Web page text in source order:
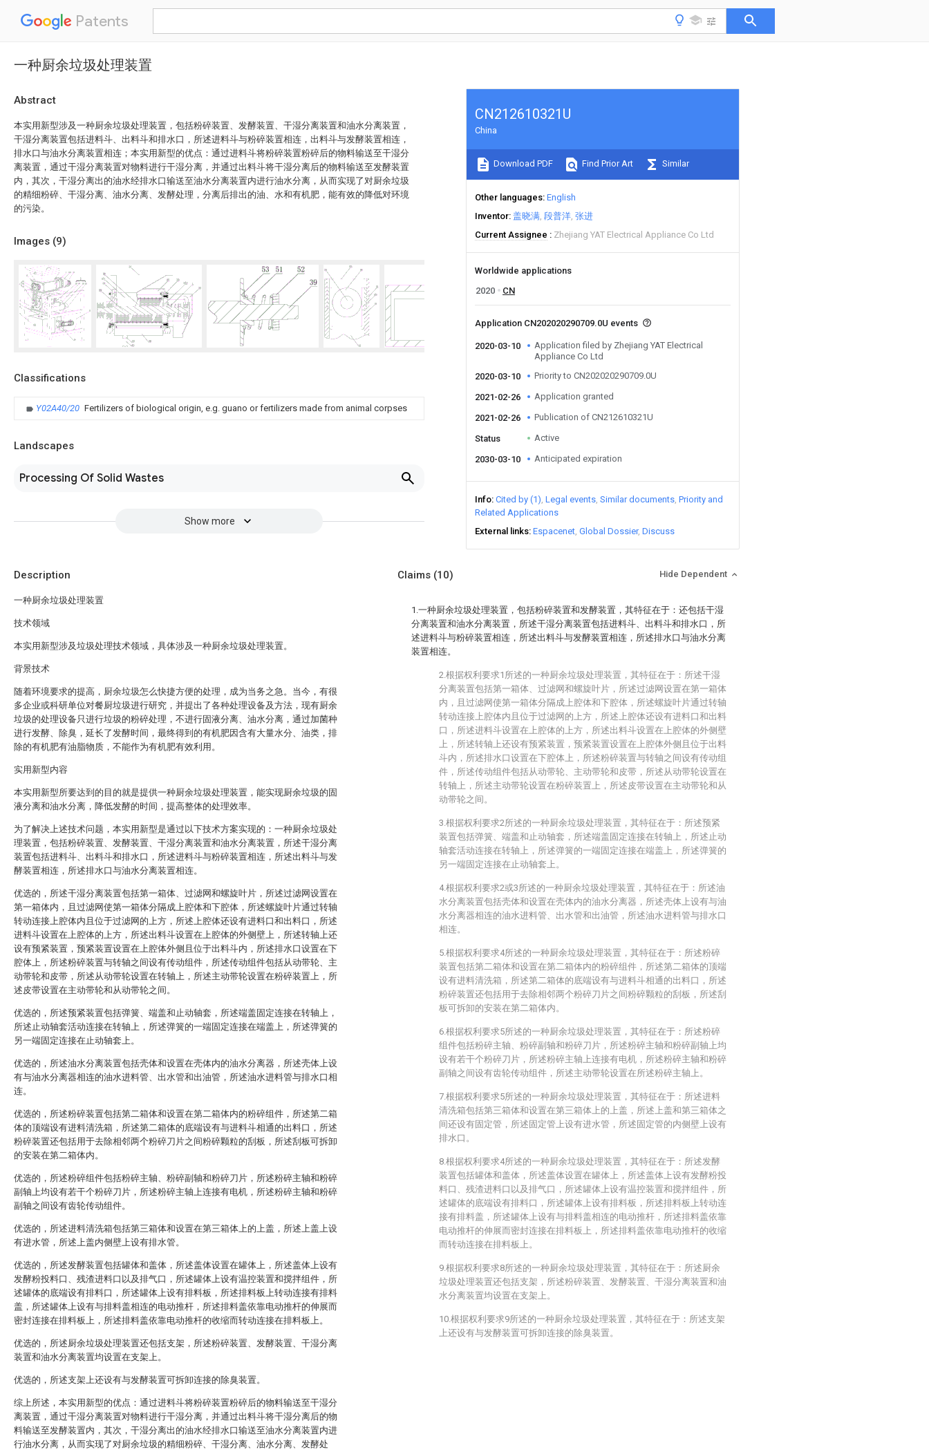
Patents
一种厨余垃圾处理装置
Abstract
本实用新型涉及一种厨余垃圾处理装置，包括粉碎装置、发酵装置、干湿分离装置和油水分离装置，
干湿分离装置包括进料斗、出料斗和排水口，所述进料斗与粉碎装置相连，出料斗与发酵装置相连，
排水口与油水分离装置相连；本实用新型的优点：通过进料斗将粉碎装置粉碎后的物料输送至干湿分
离装置，通过干湿分离装置对物料进行干湿分离，并通过出料斗将干湿分离后的物料输送至发酵装置
内，其次，干湿分离出的油水经排水口输送至油水分离装置内进行油水分离，从而实现了对厨余垃圾
的精细粉碎、干湿分离、油水分离、发酵处理，分离后排出的油、水和有机肥，能有效的降低对环境
的污染。
Images (9)
Classifications
Y02A40/20 Fertilizers of biological origin, e.g. guano or fertilizers made from animal corpses
Landscapes
Processing Of Solid Wastes
Show more
CN212610321U
China
Download PDF Find Prior Art Similar
Other languages English
Inventor 盖晓满 段普洋 张进
Current Assignee
Zhejiang YAT Electrical Appliance Co Ltd
Worldwide applications
2020
CN
Application CN202020290709.0U events
2020-03-10
Application filed by Zhejiang YAT Electrical
Appliance Co Ltd
2020-03-10
Priority to CN202020290709.0U
2021-02-26 Application granted
2021-02-26 Publication of CN212610321U
Status Active
2030-03-10 Anticipated expiration
Info Cited by (1) Legal events Similar documents Priority and
Related Applications
External links Espacenet Global Dossier Discuss
Description
一种厨余垃圾处理装置
技术领域
本实用新型涉及垃圾处理技术领域，具体涉及一种厨余垃圾处理装置。
背景技术
随着环境要求的提高，厨余垃圾怎么快捷方便的处理，成为当务之急。当今，有很
多企业或科研单位对餐厨垃圾进行研究，并提出了各种处理设备及方法，现有厨余
垃圾的处理设备只进行垃圾的粉碎处理，不进行固液分离、油水分离，通过加菌种
进行发酵、除臭，延长了发酵时间，最终得到的有机肥因含有大量水分、油类，排
除的有机肥有油脂物质，不能作为有机肥有效利用。
实用新型内容
本实用新型所要达到的目的就是提供一种厨余垃圾处理装置，能实现厨余垃圾的固
液分离和油水分离，降低发酵的时间，提高整体的处理效率。
为了解决上述技术问题，本实用新型是通过以下技术方案实现的：一种厨余垃圾处
理装置，包括粉碎装置、发酵装置、干湿分离装置和油水分离装置，所述干湿分离
装置包括进料斗、出料斗和排水口，所述进料斗与粉碎装置相连，所述出料斗与发
酵装置相连，所述排水口与油水分离装置相连。
优选的，所述干湿分离装置包括第一箱体、过滤网和螺旋叶片，所述过滤网设置在
第一箱体内，且过滤网使第一箱体分隔成上腔体和下腔体，所述螺旋叶片通过转轴
转动连接上腔体内且位于过滤网的上方，所述上腔体还设有进料口和出料口，所述
进料斗设置在上腔体的上方，所述出料斗设置在上腔体的外侧壁上，所述转轴上还
设有预紧装置，预紧装置设置在上腔体外侧且位于出料斗内，所述排水口设置在下
腔体上，所述粉碎装置与转轴之间设有传动组件，所述传动组件包括从动带轮、主
动带轮和皮带，所述从动带轮设置在转轴上，所述主动带轮设置在粉碎装置上，所
述皮带设置在主动带轮和从动带轮之间。
优选的，所述预紧装置包括弹簧、端盖和止动轴套，所述端盖固定连接在转轴上，
所述止动轴套活动连接在转轴上，所述弹簧的一端固定连接在端盖上，所述弹簧的
另一端固定连接在止动轴套上。
优选的，所述油水分离装置包括壳体和设置在壳体内的油水分离器，所述壳体上设
有与油水分离器相连的油水进料管、出水管和出油管，所述油水进料管与排水口相
连。
优选的，所述粉碎装置包括第二箱体和设置在第二箱体内的粉碎组件，所述第二箱
体的顶端设有进料清洗箱，所述第二箱体的底端设有与进料斗相通的出料口，所述
粉碎装置还包括用于去除相邻两个粉碎刀片之间粉碎颗粒的刮板，所述刮板可拆卸
的安装在第二箱体内。
优选的，所述粉碎组件包括粉碎主轴、粉碎副轴和粉碎刀片，所述粉碎主轴和粉碎
副轴上均设有若干个粉碎刀片，所述粉碎主轴上连接有电机，所述粉碎主轴和粉碎
副轴之间设有齿轮传动组件。
优选的，所述进料清洗箱包括第三箱体和设置在第三箱体上的上盖，所述上盖上设
有进水管，所述上盖内侧壁上设有排水管。
优选的，所述发酵装置包括罐体和盖体，所述盖体设置在罐体上，所述盖体上设有
发酵粉投料口、残渣进料口以及排气口，所述罐体上设有温控装置和搅拌组件，所
述罐体的底端设有排料口，所述罐体上设有排料板，所述排料板上转动连接有排料
盖，所述罐体上设有与排料盖相连的电动推杆，所述排料盖依靠电动推杆的伸展而
密封连接在排料板上，所述排料盖依靠电动推杆的收缩而转动连接在排料板上。
优选的，所述厨余垃圾处理装置还包括支架，所述粉碎装置、发酵装置、干湿分离
装置和油水分离装置均设置在支架上。
优选的，所述支架上还设有与发酵装置可拆卸连接的除臭装置。
综上所述，本实用新型的优点：通过进料斗将粉碎装置粉碎后的物料输送至干湿分
离装置，通过干湿分离装置对物料进行干湿分离，并通过出料斗将干湿分离后的物
料输送至发酵装置内，其次，干湿分离出的油水经排水口输送至油水分离装置内进
行油水分离，从而实现了对厨余垃圾的精细粉碎、干湿分离、油水分离、发酵处
Claims (10) Hide Dependent
1.一种厨余垃圾处理装置，包括粉碎装置和发酵装置，其特征在于：还包括干湿
分离装置和油水分离装置，所述干湿分离装置包括进料斗、出料斗和排水口，所
述进料斗与粉碎装置相连，所述出料斗与发酵装置相连，所述排水口与油水分离
装置相连。
2.根据权利要求1所述的一种厨余垃圾处理装置，其特征在于：所述干湿
分离装置包括第一箱体、过滤网和螺旋叶片，所述过滤网设置在第一箱体
内，且过滤网使第一箱体分隔成上腔体和下腔体，所述螺旋叶片通过转轴
转动连接上腔体内且位于过滤网的上方，所述上腔体还设有进料口和出料
口，所述进料斗设置在上腔体的上方，所述出料斗设置在上腔体的外侧壁
上，所述转轴上还设有预紧装置，预紧装置设置在上腔体外侧且位于出料
斗内，所述排水口设置在下腔体上，所述粉碎装置与转轴之间设有传动组
件，所述传动组件包括从动带轮、主动带轮和皮带，所述从动带轮设置在
转轴上，所述主动带轮设置在粉碎装置上，所述皮带设置在主动带轮和从
动带轮之间。
3.根据权利要求2所述的一种厨余垃圾处理装置，其特征在于：所述预紧
装置包括弹簧、端盖和止动轴套，所述端盖固定连接在转轴上，所述止动
轴套活动连接在转轴上，所述弹簧的一端固定连接在端盖上，所述弹簧的
另一端固定连接在止动轴套上。
4.根据权利要求2或3所述的一种厨余垃圾处理装置，其特征在于：所述油
水分离装置包括壳体和设置在壳体内的油水分离器，所述壳体上设有与油
水分离器相连的油水进料管、出水管和出油管，所述油水进料管与排水口
相连。
5.根据权利要求4所述的一种厨余垃圾处理装置，其特征在于：所述粉碎
装置包括第二箱体和设置在第二箱体内的粉碎组件，所述第二箱体的顶端
设有进料清洗箱，所述第二箱体的底端设有与进料斗相通的出料口，所述
粉碎装置还包括用于去除相邻两个粉碎刀片之间粉碎颗粒的刮板，所述刮
板可拆卸的安装在第二箱体内。
6.根据权利要求5所述的一种厨余垃圾处理装置，其特征在于：所述粉碎
组件包括粉碎主轴、粉碎副轴和粉碎刀片，所述粉碎主轴和粉碎副轴上均
设有若干个粉碎刀片，所述粉碎主轴上连接有电机，所述粉碎主轴和粉碎
副轴之间设有齿轮传动组件，所述主动带轮设置在所述粉碎主轴上。
7.根据权利要求5所述的一种厨余垃圾处理装置，其特征在于：所述进料
清洗箱包括第三箱体和设置在第三箱体上的上盖，所述上盖和第三箱体之
间还设有固定管，所述固定管上设有进水管，所述固定管的内侧壁上设有
排水口。
8.根据权利要求4所述的一种厨余垃圾处理装置，其特征在于：所述发酵
装置包括罐体和盖体，所述盖体设置在罐体上，所述盖体上设有发酵粉投
料口、残渣进料口以及排气口，所述罐体上设有温控装置和搅拌组件，所
述罐体的底端设有排料口，所述罐体上设有排料板，所述排料板上转动连
接有排料盖，所述罐体上设有与排料盖相连的电动推杆，所述排料盖依靠
电动推杆的伸展而密封连接在排料板上，所述排料盖依靠电动推杆的收缩
而转动连接在排料板上。
9.根据权利要求8所述的一种厨余垃圾处理装置，其特征在于：所述厨余
垃圾处理装置还包括支架，所述粉碎装置、发酵装置、干湿分离装置和油
水分离装置均设置在支架上。
10.根据权利要求9所述的一种厨余垃圾处理装置，其特征在于：所述支架
上还设有与发酵装置可拆卸连接的除臭装置。